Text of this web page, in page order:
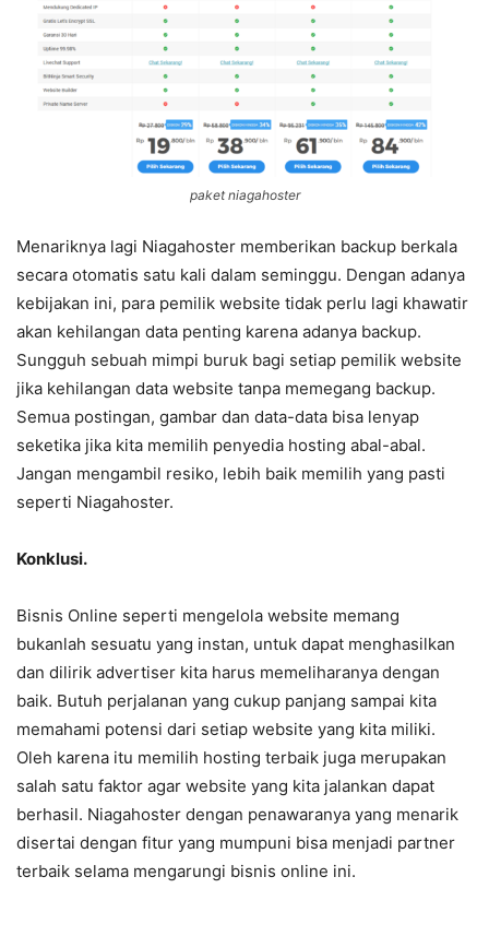
paket niagahoster
Menariknya lagi Niagahoster memberikan backup berkala
secara otomatis satu kali dalam seminggu. Dengan adanya
kebijakan ini, para pemilik website tidak perlu lagi khawatir
akan kehilangan data penting karena adanya backup.
Sungguh sebuah mimpi buruk bagi setiap pemilik website
jika kehilangan data website tanpa memegang backup.
Semua postingan, gambar dan data-data bisa lenyap
seketika jika kita memilih penyedia hosting abal-abal.
Jangan mengambil resiko, lebih baik memilih yang pasti
seperti Niagahoster.
Konklusi.
Bisnis Online seperti mengelola website memang
bukanlah sesuatu yang instan, untuk dapat menghasilkan
dan dilirik advertiser kita harus memeliharanya dengan
baik. Butuh perjalanan yang cukup panjang sampai kita
memahami potensi dari setiap website yang kita miliki.
Oleh karena itu memilih hosting terbaik juga merupakan
salah satu faktor agar website yang kita jalankan dapat
berhasil. Niagahoster dengan penawaranya yang menarik
disertai dengan fitur yang mumpuni bisa menjadi partner
terbaik selama mengarungi bisnis online ini.